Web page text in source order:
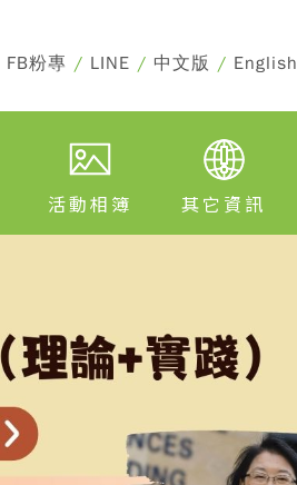
FB粉專 / LINE / 中文版 / English
活動相簿 其它資訊